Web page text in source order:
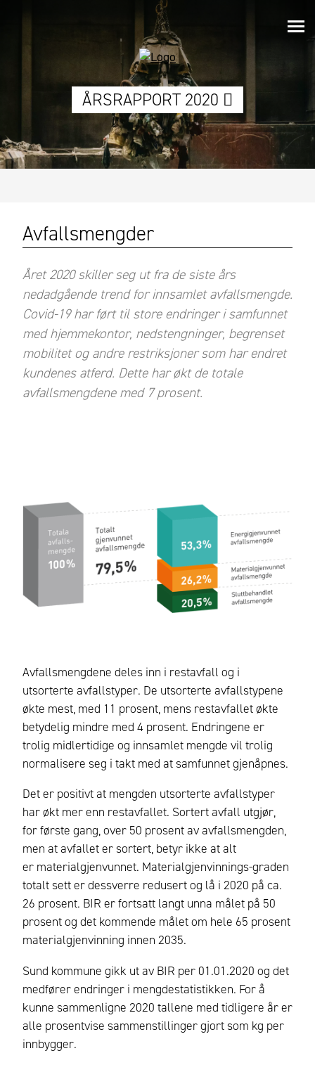
ÅRSRAPPORT 2020
Avfallsmengder
Året 2020 skiller seg ut fra de siste års
nedadgående trend for innsamlet avfallsmengde.
Covid-19 har ført til store endringer i samfunnet
med hjemmekontor, nedstengninger, begrenset
mobilitet og andre restriksjoner som har endret
kundenes atferd. Dette har økt de totale
avfallsmengdene med 7 prosent.
Avfallsmengdene deles inn i restavfall og i
utsorterte avfallstyper. De utsorterte avfallstypene
økte mest, med 11 prosent, mens restavfallet økte
betydelig mindre med 4 prosent. Endringene er
trolig midlertidige og innsamlet mengde vil trolig
normalisere seg i takt med at samfunnet gjenåpnes.
Det er positivt at mengden utsorterte avfallstyper
har økt mer enn restavfallet. Sortert avfall utgjør,
for første gang, over 50 prosent av avfallsmengden,
men at avfallet er sortert, betyr ikke at alt
er materialgjenvunnet. Materialgjenvinnings-graden
totalt sett er dessverre redusert og lå i 2020 på ca.
26 prosent. BIR er fortsatt langt unna målet på 50
prosent og det kommende målet om hele 65 prosent
materialgjenvinning innen 2035.
Sund kommune gikk ut av BIR per 01.01.2020 og det
medfører endringer i mengdestatistikken. For å
kunne sammenligne 2020 tallene med tidligere år er
alle prosentvise sammenstillinger gjort som kg per
innbygger.